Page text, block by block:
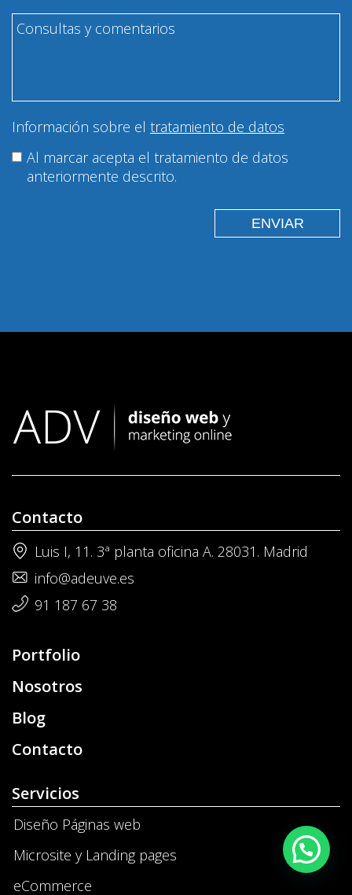
Información sobre el tratamiento de datos
Al marcar acepta el tratamiento de datos
anteriormente descrito.
Contacto
Luis I, 11. 3ª planta oficina A. 28031. Madrid
info@adeuve.es
91 187 67 38
Portfolio
Nosotros
Blog
Contacto
Servicios
Diseño Páginas web
Microsite y Landing pages
eCommerce